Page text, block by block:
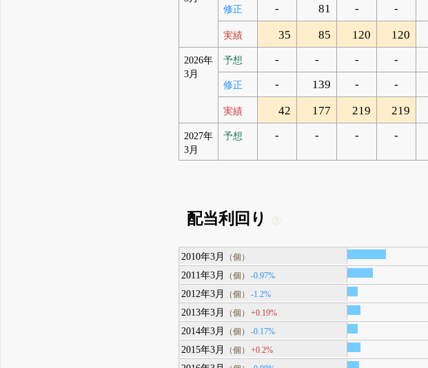
修正 - 81 - -
実績 35 85 120 120
2026年
3月
予想 - - - -
修正 - 139 - -
実績 42 177 219 219
2027年
3月
予想 - - - -
配当利回り
2010年3月 （個）
2011年3月
（個） -0.97%
2012年3月
（個） -1.2%
2013年3月
（個） +0.19%
2014年3月
（個） -0.17%
2015年3月
（個） +0.2%